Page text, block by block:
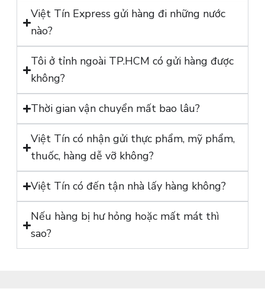
Việt Tín Express gửi hàng đi những nước
nào?
Tôi ở tỉnh ngoài TP.HCM có gửi hàng được
không?
Thời gian vận chuyển mất bao lâu?
Việt Tín có nhận gửi thực phẩm, mỹ phẩm,
thuốc, hàng dễ vỡ không?
Việt Tín có đến tận nhà lấy hàng không?
Nếu hàng bị hư hỏng hoặc mất mát thì
sao?